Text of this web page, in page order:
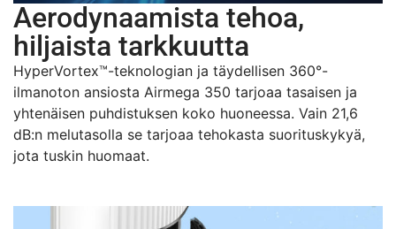
Aerodynaamista tehoa,
hiljaista tarkkuutta
HyperVortex™-teknologian ja täydellisen 360°-
ilmanoton ansiosta Airmega 350 tarjoaa tasaisen ja
yhtenäisen puhdistuksen koko huoneessa. Vain 21,6
dB:n melutasolla se tarjoaa tehokasta suorituskykyä,
jota tuskin huomaat.